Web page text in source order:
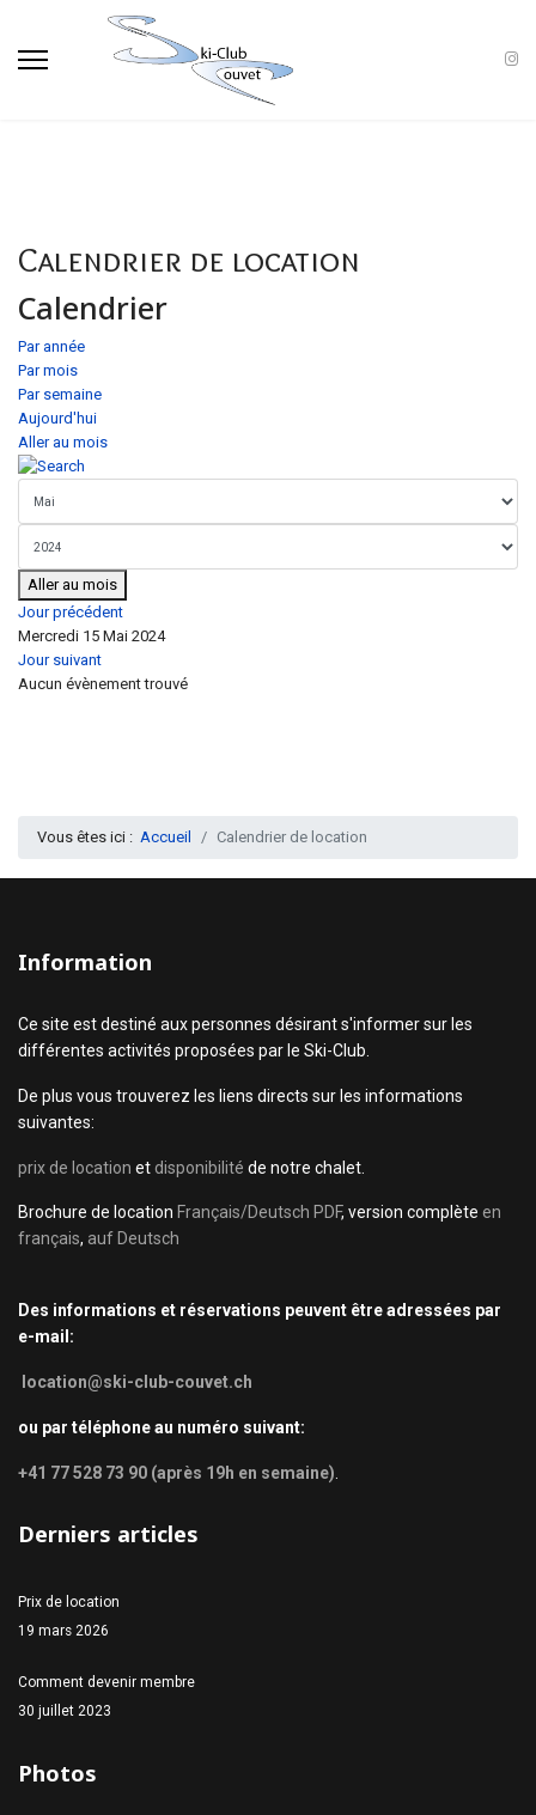
Calendrier de location
Calendrier
Par année
Par mois
Par semaine
Aujourd'hui
Aller au mois
Aller au mois
Jour précédent
Mercredi 15 Mai 2024
Jour suivant
Aucun évènement trouvé
Vous êtes ici : Accueil Calendrier de location
Information
Ce site est destiné aux personnes désirant s'informer sur les
différentes activités proposées par le Ski-Club.
De plus vous trouverez les liens directs sur les informations
suivantes:
prix de location et disponibilité de notre chalet.
Brochure de location Français/Deutsch PDF, version complète en
français, auf Deutsch
Des informations et réservations peuvent être adressées par
e-mail:
location@ski-club-couvet.ch
ou par téléphone au numéro suivant:
+41 77 528 73 90 (après 19h en semaine)
Derniers articles
Prix de location
19 mars 2026
Comment devenir membre
30 juillet 2023
Photos